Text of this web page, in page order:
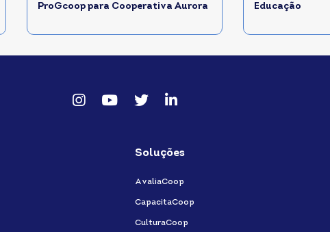
ProGcoop para Cooperativa Aurora
Educação
Instagram
Youtube
twitterLinkedin
Soluções
AvaliaCoop
CapacitaCoop
CulturaCoop